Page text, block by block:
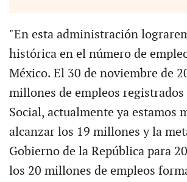
"En esta administración
histórica en el número de
México. El 30 de noviembre de
millones de empleos registrados
Social, actualmente ya estamos
alcanzar los 19 millones y la
Gobierno de la República para
los 20 millones de empleos